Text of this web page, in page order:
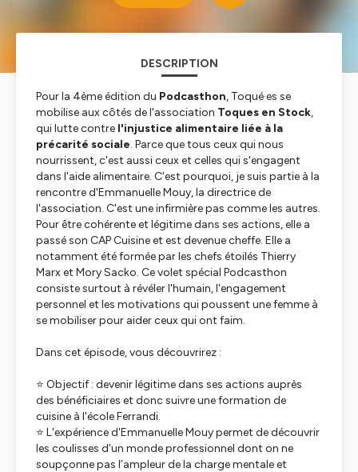
DESCRIPTION
Pour la 4ème édition du Podcasthon, Toqué·es se
mobilise aux côtés de l'association Toques en Stock,
qui lutte contre l'injustice alimentaire liée à la
précarité sociale. Parce que tous ceux qui nous
nourrissent, c'est aussi ceux et celles qui s'engagent
dans l'aide alimentaire. C'est pourquoi, je suis partie à la
rencontre d'Emmanuelle Mouy, la directrice de
l'association. C'est une infirmière pas comme les autres.
Pour être cohérente et légitime dans ses actions, elle a
passé son CAP Cuisine et est devenue cheffe. Elle a
notamment été formée par les chefs étoilés Thierry
Marx et Mory Sacko. Ce volet spécial Podcasthon
consiste surtout à révéler l'humain, l'engagement
personnel et les motivations qui poussent une femme à
se mobiliser pour aider ceux qui ont faim.
Dans cet épisode, vous découvrirez :
⭐ Objectif : devenir légitime dans ses actions auprès
des bénéficiaires et donc suivre une formation de
cuisine à l'école Ferrandi.
⭐ L'expérience d'Emmanuelle Mouy permet de découvrir
les coulisses d’un monde professionnel dont on ne
soupçonne pas l’ampleur de la charge mentale et